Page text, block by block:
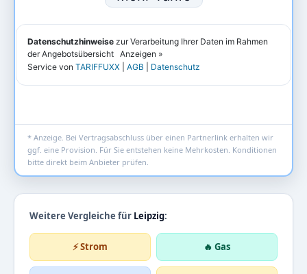
* Anzeige. Bei Vertragsabschluss über einen Partnerlink erhalten wir
ggf. eine Provision. Für Sie entstehen keine Mehrkosten. Konditionen
bitte direkt beim Anbieter prüfen.
Weitere Vergleiche für Leipzig:
⚡ Strom 🔥 Gas